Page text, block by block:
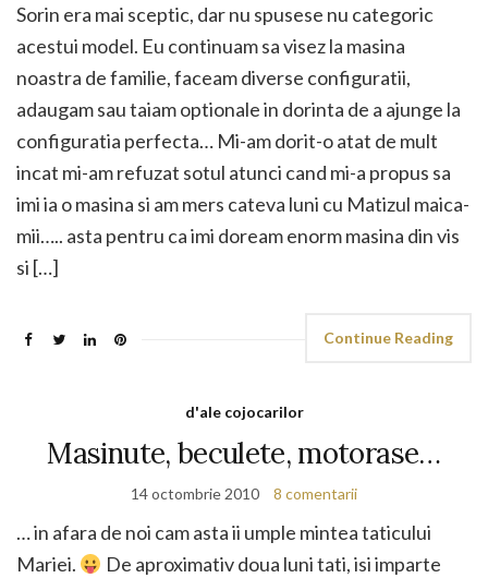
Sorin era mai sceptic, dar nu spusese nu categoric
acestui model. Eu continuam sa visez la masina
noastra de familie, faceam diverse configuratii,
adaugam sau taiam optionale in dorinta de a ajunge la
configuratia perfecta… Mi-am dorit-o atat de mult
incat mi-am refuzat sotul atunci cand mi-a propus sa
imi ia o masina si am mers cateva luni cu Matizul maica-
mii….. asta pentru ca imi doream enorm masina din vis
si […]
Continue Reading
d'ale cojocarilor
Masinute, beculete, motorase…
14 octombrie 2010 8 comentarii
… in afara de noi cam asta ii umple mintea taticului
Mariei.
De aproximativ doua luni tati, isi imparte